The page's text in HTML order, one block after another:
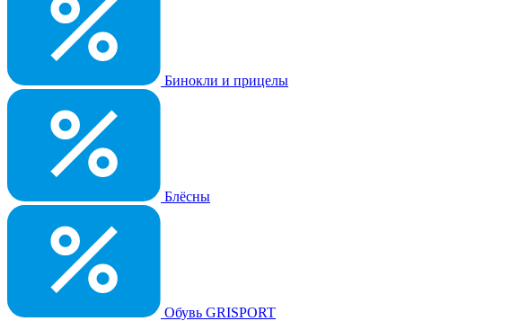
Бинокли и прицелы
Блёсны
Обувь GRISPORT